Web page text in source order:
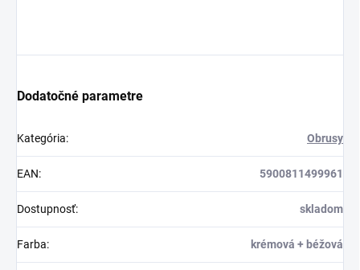
Dodatočné parametre
Kategória: Obrusy
EAN: 5900811499961
Dostupnosť: skladom
Farba: krémová + béžová